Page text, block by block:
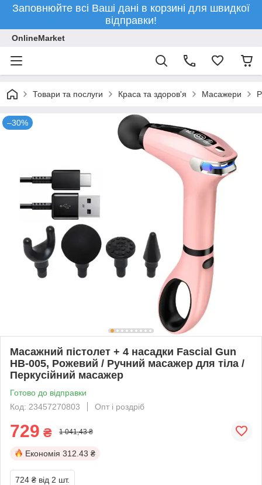
Заповнюйте всі Ваші дані в корзині для швидкої
відправки!
OnlineMarket
Товари та послуги Краса та здоров'я Масажери
–30%
Масажний пістолет + 4 насадки Fascial Gun
HB-005, Рожевий / Ручний масажер для тіла /
Перкусійний масажер
Готово до відправки
Код: 23457270803
Опт і роздріб
729 ₴ 1 041,43 ₴
Економія 312.43 ₴
724 ₴ від 2 шт.